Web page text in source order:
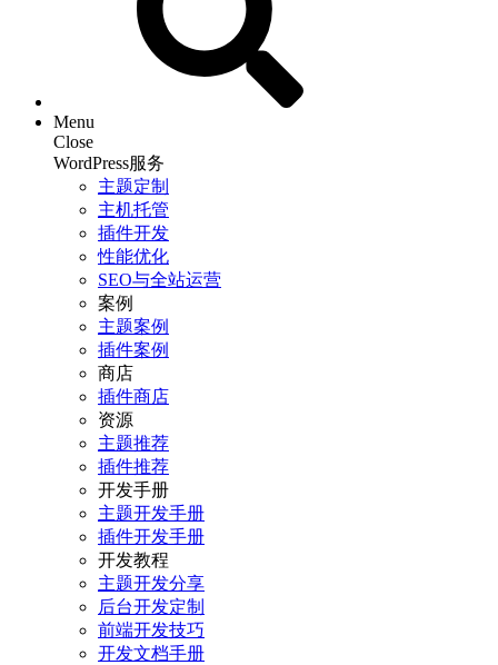
Menu
Close
WordPress服务
主题定制
主机托管
插件开发
性能优化
SEO与全站运营
案例
主题案例
插件案例
商店
插件商店
资源
主题推荐
插件推荐
开发手册
主题开发手册
插件开发手册
开发教程
主题开发分享
后台开发定制
前端开发技巧
开发文档手册